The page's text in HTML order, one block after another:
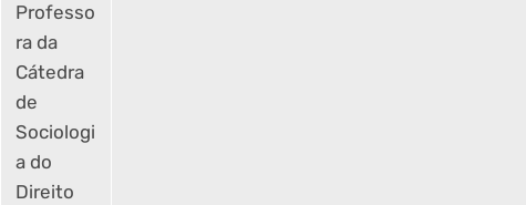
Professo
ra da
Cátedra
de
Sociologi
a do
Direito